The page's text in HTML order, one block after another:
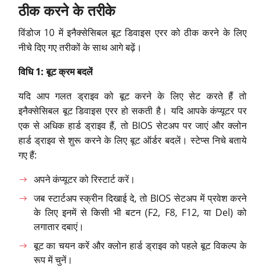
ठीककरनेकेतरीके
विंडोज 10 में इनैक्सेसिबल बूट डिवाइस एरर को ठीक करने के लिए
नीचे दिए गए तरीकों के साथ आगे बढ़ें।
विधि 1: बूट क्रम बदलें
यदि आप गलत ड्राइव को बूट करने के लिए सेट करते हैं तो
इनैक्सेसिबल बूट डिवाइस एरर हो सकती है। यदि आपके कंप्यूटर पर
एक से अधिक हार्ड ड्राइव हैं, तो BIOS सेटअप पर जाएं और क्लोन
हार्ड ड्राइव से शुरू करने के लिए बूट ऑर्डर बदलें। स्टेप्स निचे बताये
गए हैं:
अपने कंप्यूटर को रिस्टार्ट करें।
जब स्टार्टअप स्क्रीन दिखाई दे, तो BIOS सेटअप में प्रवेश करने
के लिए इनमें से किसी भी बटन (F2, F8, F12, या Del) को
लगातार दबाएं।
बूट का चयन करें और क्लोन हार्ड ड्राइव को पहले बूट विकल्प के
रूप में चुनें।